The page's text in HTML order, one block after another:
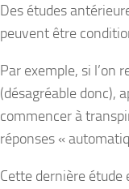
Des études
peuvent être
Par exemple, si l’on
(désagréable donc),
commencer à
réponses «
Cette dernière